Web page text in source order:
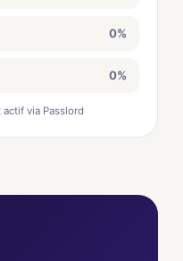
0%
0%
via Passlord